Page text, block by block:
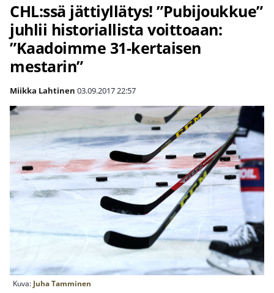
CHL:ssä jättiyllätys! ”Pubijoukkue”
juhlii historiallista voittoaan:
”Kaadoimme 31-kertaisen
mestarin”
Miikka Lahtinen 03.09.201722:57
Kuva: Juha Tamminen